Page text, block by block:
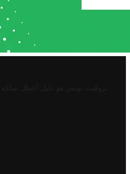
تروفيت تونس هو دليل أعمال